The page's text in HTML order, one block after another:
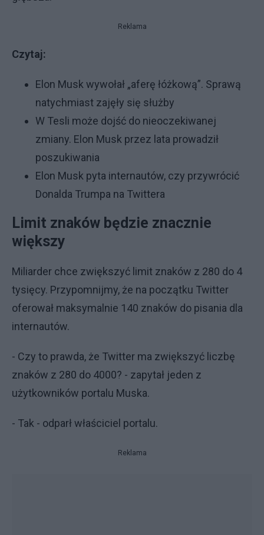
Reklama
Czytaj:
Elon Musk wywołał „aferę łóżkową”. Sprawą
natychmiast zajęły się służby
W Tesli może dojść do nieoczekiwanej
zmiany. Elon Musk przez lata prowadził
poszukiwania
Elon Musk pyta internautów, czy przywrócić
Donalda Trumpa na Twittera
Limit znaków będzie znacznie
większy
Miliarder chce zwiększyć limit znaków z 280 do 4
tysięcy. Przypomnijmy, że na początku Twitter
oferował maksymalnie 140 znaków do pisania dla
internautów.
- Czy to prawda, że Twitter ma zwiększyć liczbę
znaków z 280 do 4000? - zapytał jeden z
użytkowników portalu Muska.
- Tak - odparł właściciel portalu.
Reklama